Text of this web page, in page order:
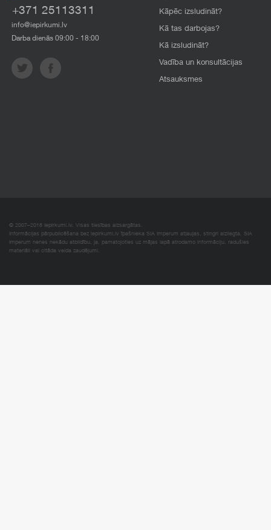
+371 25113311
info@iepirkumi.lv
Darba dienās 09:00 - 18:00
Kāpēc izsludināt?
Kā tas darbojas?
Kā izsludināt?
Vadība un konsultācijas
Atsauksmes
© 2007–2018 Iepirkumi.lv. Visas tiesības aizsargātas.
Informācijas pārpublicēšana bez iepirkumi.lv īpašnieka SIA Imperum atļaujas, stingri aizliegta. SIA
Imperum nenes nekādu atbildību, ja, pamatojoties uz mājas lapā atrodamo informāciju, radušies
materiāli vai citāda veida zaudējumi.